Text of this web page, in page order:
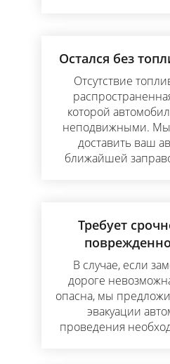
Остался без
Отсутствие
которой
неподвижными. Мы
доставить ваш
ближайшей
Требует
В случае, если
дороге
опасна, мы
эвакуации
проведения